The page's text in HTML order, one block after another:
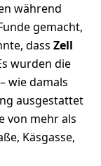
während
gemacht,
dass Zell
wurden die
wie damals
ausgestattet
von mehr als
Käsgasse,